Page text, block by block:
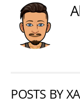
POSTS BY